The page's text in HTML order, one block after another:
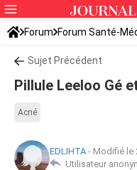
Forum Forum Santé-
Sujet Précédent
Pillule Leeloo Gé
Acné
EDLIHTA- Modifié le
Utilisateur